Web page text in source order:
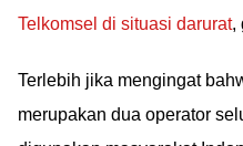
Telkomsel di situasi darurat,
Terlebih jika mengingat
merupakan dua operator